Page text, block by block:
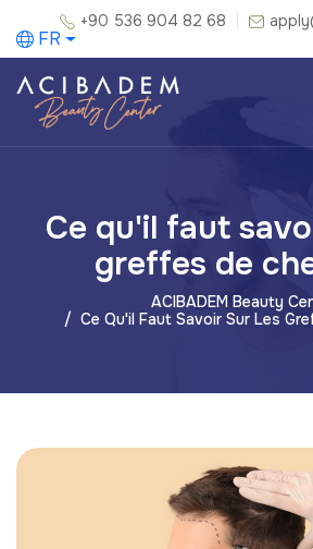
+90 536 904 82 68
FR
Ce qu'il faut
greffes de
ACIBADEM Beauty
Ce Qu'il Faut Savoir Sur Les